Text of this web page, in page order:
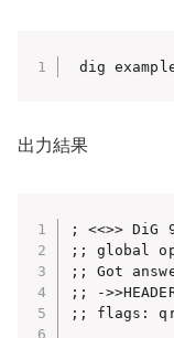
dig
出力結果
; <<>> DiG
;; global
;; Got
;; -
;; flags: qr